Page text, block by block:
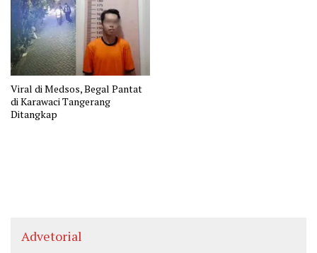
Viral di Medsos, Begal Pantat
di Karawaci Tangerang
Ditangkap
Advetorial